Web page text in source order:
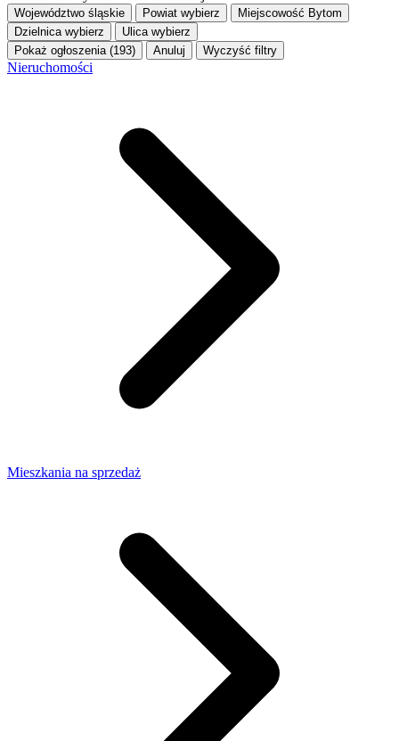
Województwo śląskie Powiat wybierz Miejscowość Bytom
Dzielnica wybierz Ulica wybierz
Pokaż ogłoszenia (193)
Anuluj Wyczyść filtry
Nieruchomości
Mieszkania na sprzedaż